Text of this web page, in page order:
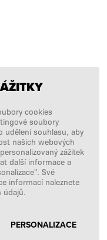
S. A.
cookies
soubory
udělení souhlasu, aby
našich webových
zážitek
další informace a
Své
informací naleznete
údajů.
PERSONALIZACE